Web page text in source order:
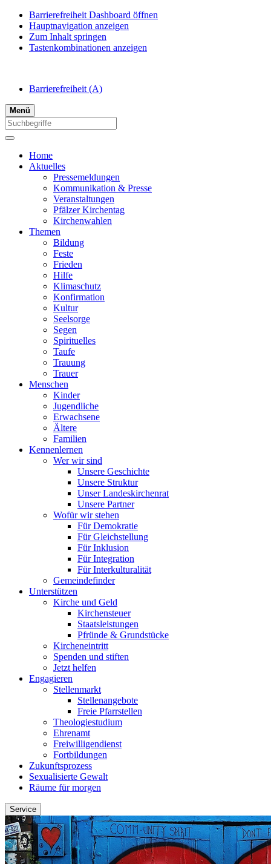
Barrierefreiheit Dashboard öffnen
Hauptnavigation anzeigen
Zum Inhalt springen
Tastenkombinationen anzeigen
Barrierefreiheit (A)
Menü
Home
Aktuelles
Pressemeldungen
Kommunikation & Presse
Veranstaltungen
Pfälzer Kirchentag
Kirchenwahlen
Themen
Bildung
Feste
Frieden
Hilfe
Klimaschutz
Konfirmation
Kultur
Seelsorge
Segen
Spirituelles
Taufe
Trauung
Trauer
Menschen
Kinder
Jugendliche
Erwachsene
Ältere
Familien
Kennenlernen
Wer wir sind
Unsere Geschichte
Unsere Struktur
Unser Landeskirchenrat
Unsere Partner
Wofür wir stehen
Für Demokratie
Für Gleichstellung
Für Inklusion
Für Integration
Für Interkulturalität
Gemeindefinder
Unterstützen
Kirche und Geld
Kirchensteuer
Staatsleistungen
Pfründe & Grundstücke
Kircheneintritt
Spenden und stiften
Jetzt helfen
Engagieren
Stellenmarkt
Stellenangebote
Freie Pfarrstellen
Theologiestudium
Ehrenamt
Freiwilligendienst
Fortbildungen
Zukunftsprozess
Sexualisierte Gewalt
Räume für morgen
Service